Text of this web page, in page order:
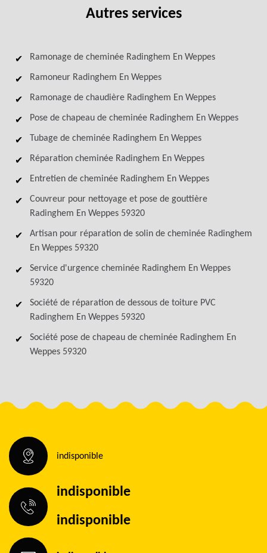
Autres services
Ramonage de cheminée Radinghem En Weppes
Ramoneur Radinghem En Weppes
Ramonage de chaudière Radinghem En Weppes
Pose de chapeau de cheminée Radinghem En Weppes
Tubage de cheminée Radinghem En Weppes
Réparation cheminée Radinghem En Weppes
Entretien de cheminée Radinghem En Weppes
Couvreur pour nettoyage et pose de gouttière
Radinghem En Weppes 59320
Artisan pour réparation de solin de cheminée Radinghem
En Weppes 59320
Service d'urgence cheminée Radinghem En Weppes
59320
Société de réparation de dessous de toiture PVC
Radinghem En Weppes 59320
Société pose de chapeau de cheminée Radinghem En
Weppes 59320
indisponible
indisponible
indisponible